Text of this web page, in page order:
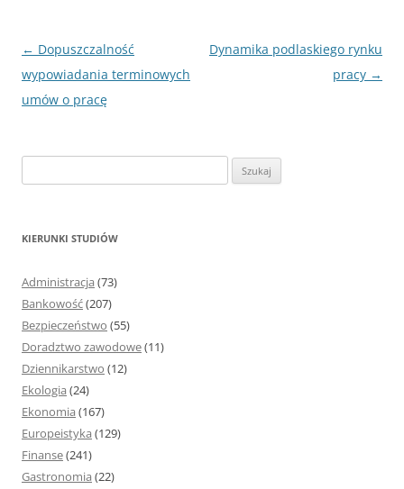
Nawigacja
wpisu
← Dopuszczalność
wypowiadania terminowych
umów o pracę
Dynamika podlaskiego rynku
pracy →
z
KIERUNKI STUDIÓW
Administracja (73)
Bankowość(207)
Bezpieczeństwo (55)
Doradztwo zawodowe(11)
Dziennikarstwo (12)
Ekologia (24)
Ekonomia (167)
Europeistyka (129)
Finanse(241)
Gastronomia (22)